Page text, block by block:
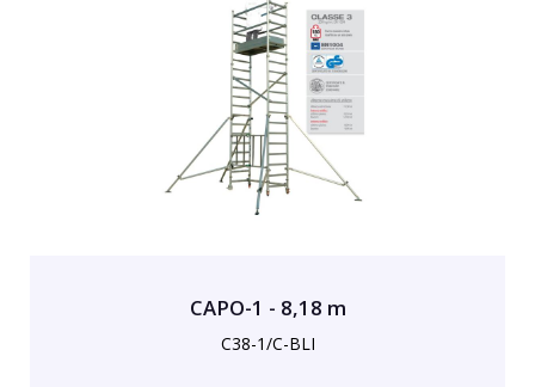
CAPO-1 - 8,18 m
C38-1/C-BLI